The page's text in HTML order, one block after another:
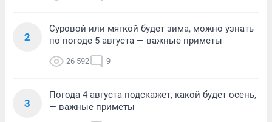
2
Суровой или мягкой будет зима, можно узнать
по погоде 5 августа — важные приметы
26 592 9
3
Погода 4 августа подскажет, какой будет осень,
— важные приметы